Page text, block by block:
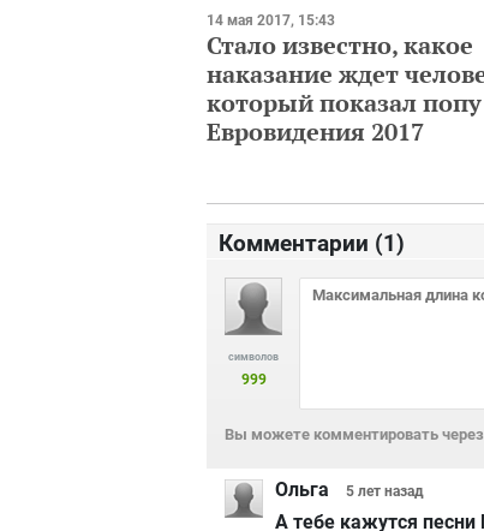
14 мая 2017, 15:43
Стало известно, какое
наказание ждет
который показал
Евровидения 2017
Комментарии (1)
символов
999
Вы можете комментировать через
Ольга 5 лет назад
А тебе кажутся